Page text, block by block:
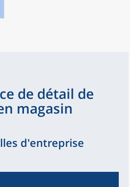
de détail de
magasin
d'entreprise